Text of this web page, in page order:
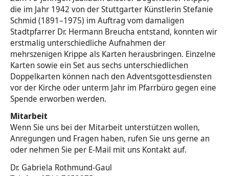
die im Jahr 1942 von der Stuttgarter Künstlerin Stefanie
Schmid (1891–1975) im Auftrag vom damaligen
Stadtpfarrer Dr. Hermann Breucha entstand, konnten wir
erstmalig unterschiedliche Aufnahmen der
mehrszenigen Krippe als Karten herausbringen. Einzelne
Karten sowie ein Set aus sechs unterschiedlichen
Doppelkarten können nach den Adventsgottesdiensten
vor der Kirche oder unterm Jahr im Pfarrbüro gegen eine
Spende erworben werden.
Mitarbeit
Wenn Sie uns bei der Mitarbeit unterstützen wollen,
Anregungen und Fragen haben, rufen Sie uns gerne an
oder nehmen Sie per E-Mail mit uns Kontakt auf.
Dr. Gabriela Rothmund-Gaul